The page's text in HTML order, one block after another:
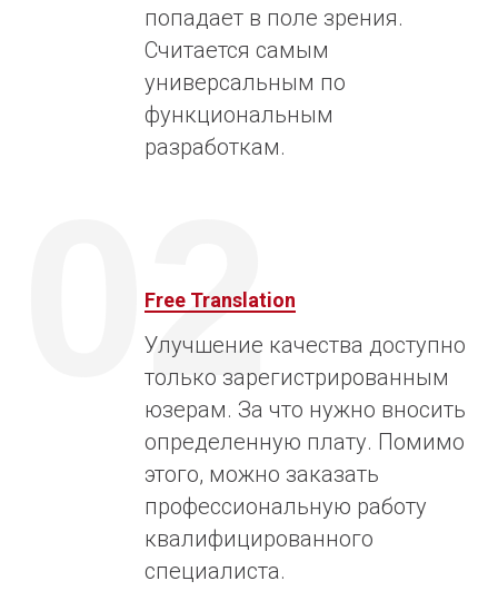
попадает в поле зрения.
Считается самым
универсальным по
функциональным
разработкам.
Free Translation
Улучшение качества доступно
только зарегистрированным
юзерам. За что нужно вносить
определенную плату. Помимо
этого, можно заказать
профессиональную работу
квалифицированного
специалиста.
02